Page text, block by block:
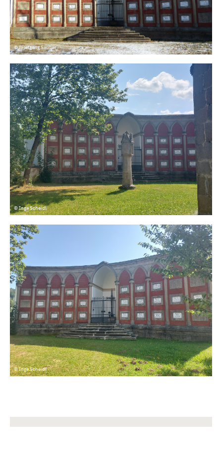
© Wolfgang Sauber
© Inge Scheidl
© Inge Scheidl